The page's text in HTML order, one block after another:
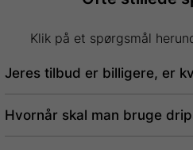
Klik på et spørgsmål
Jeres tilbud er billigere, er
Hvornår skal man bruge